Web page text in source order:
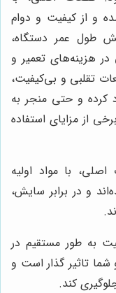
و از کیفیت و دوام
طول عمر دستگاه،
هزینه‌های تعمیر و
تقلبی و بی‌کیفیت،
کرده و حتی منجر به
از مزایای استفاده
با مواد اولیه
و در برابر سایش،
به طور مستقیم در
تاثیر گذار است و
کند.